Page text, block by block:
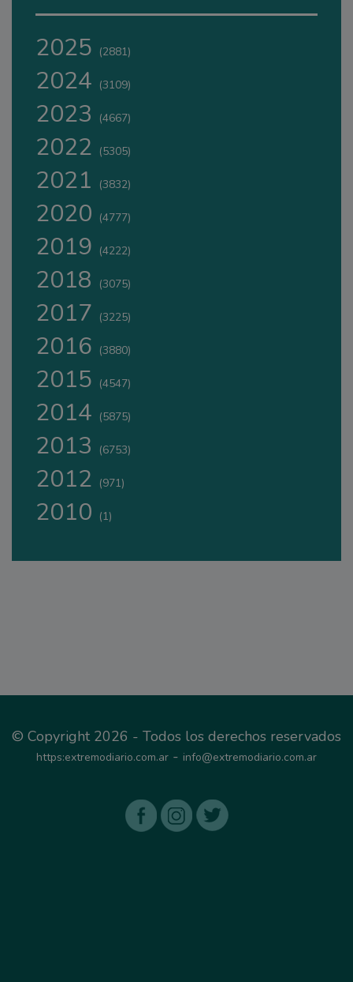
2025 (2881)
2024 (3109)
2023 (4667)
2022 (5305)
2021 (3832)
2020 (4777)
2019 (4222)
2018 (3075)
2017 (3225)
2016 (3880)
2015 (4547)
2014 (5875)
2013 (6753)
2012 (971)
2010 (1)
© Copyright 2026 - Todos los derechos reservados
https:extremodiario.com.ar - info@extremodiario.com.ar